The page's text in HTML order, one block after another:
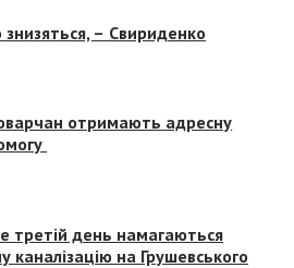
– Свириденко
отримають адресну
третій день намагаються
каналізацію на Грушевського